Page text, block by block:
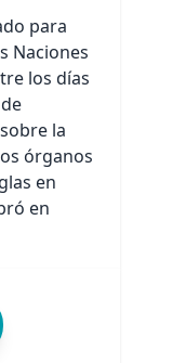
para
Naciones
los días
la
órganos
en
en